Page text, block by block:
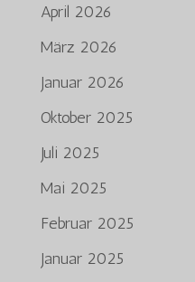
April 2026
März 2026
Januar 2026
Oktober 2025
Juli 2025
Mai 2025
Februar 2025
Januar 2025